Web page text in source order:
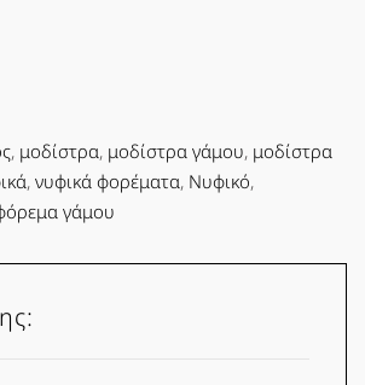
, μοδίστρα, μοδίστρα γάμου, μοδίστρα
, νυφικά φορέματα, Νυφικό,
γάμου